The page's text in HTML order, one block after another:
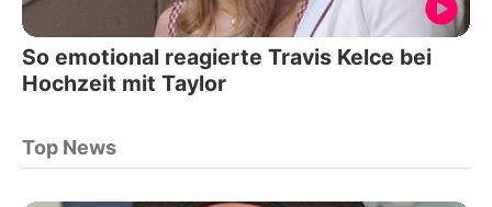
So emotional reagierte Travis Kelce bei
Hochzeit mit Taylor
Top News